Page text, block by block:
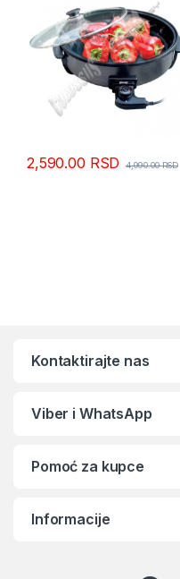
2,590.00 RSD 4,990.00RSD
Kontaktirajte nas
Viber i WhatsApp
Pomoć za kupce
Informacije